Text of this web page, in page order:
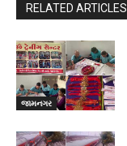
RELATED ARTICLES
જામનગર